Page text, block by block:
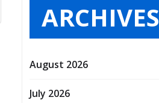
ARCHIVES
August 2026
July 2026